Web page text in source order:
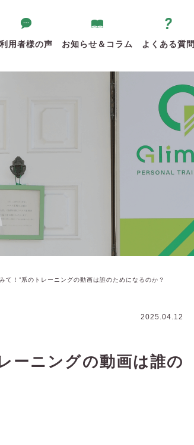
て！”系のトレーニングの動画は誰のためになるのか？
利用者様の声 お知らせ＆コラム よくある質問
2025.04.12
ーニングの動画は誰の